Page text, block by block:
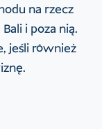
na rzecz
i poza nią.
jeśli również